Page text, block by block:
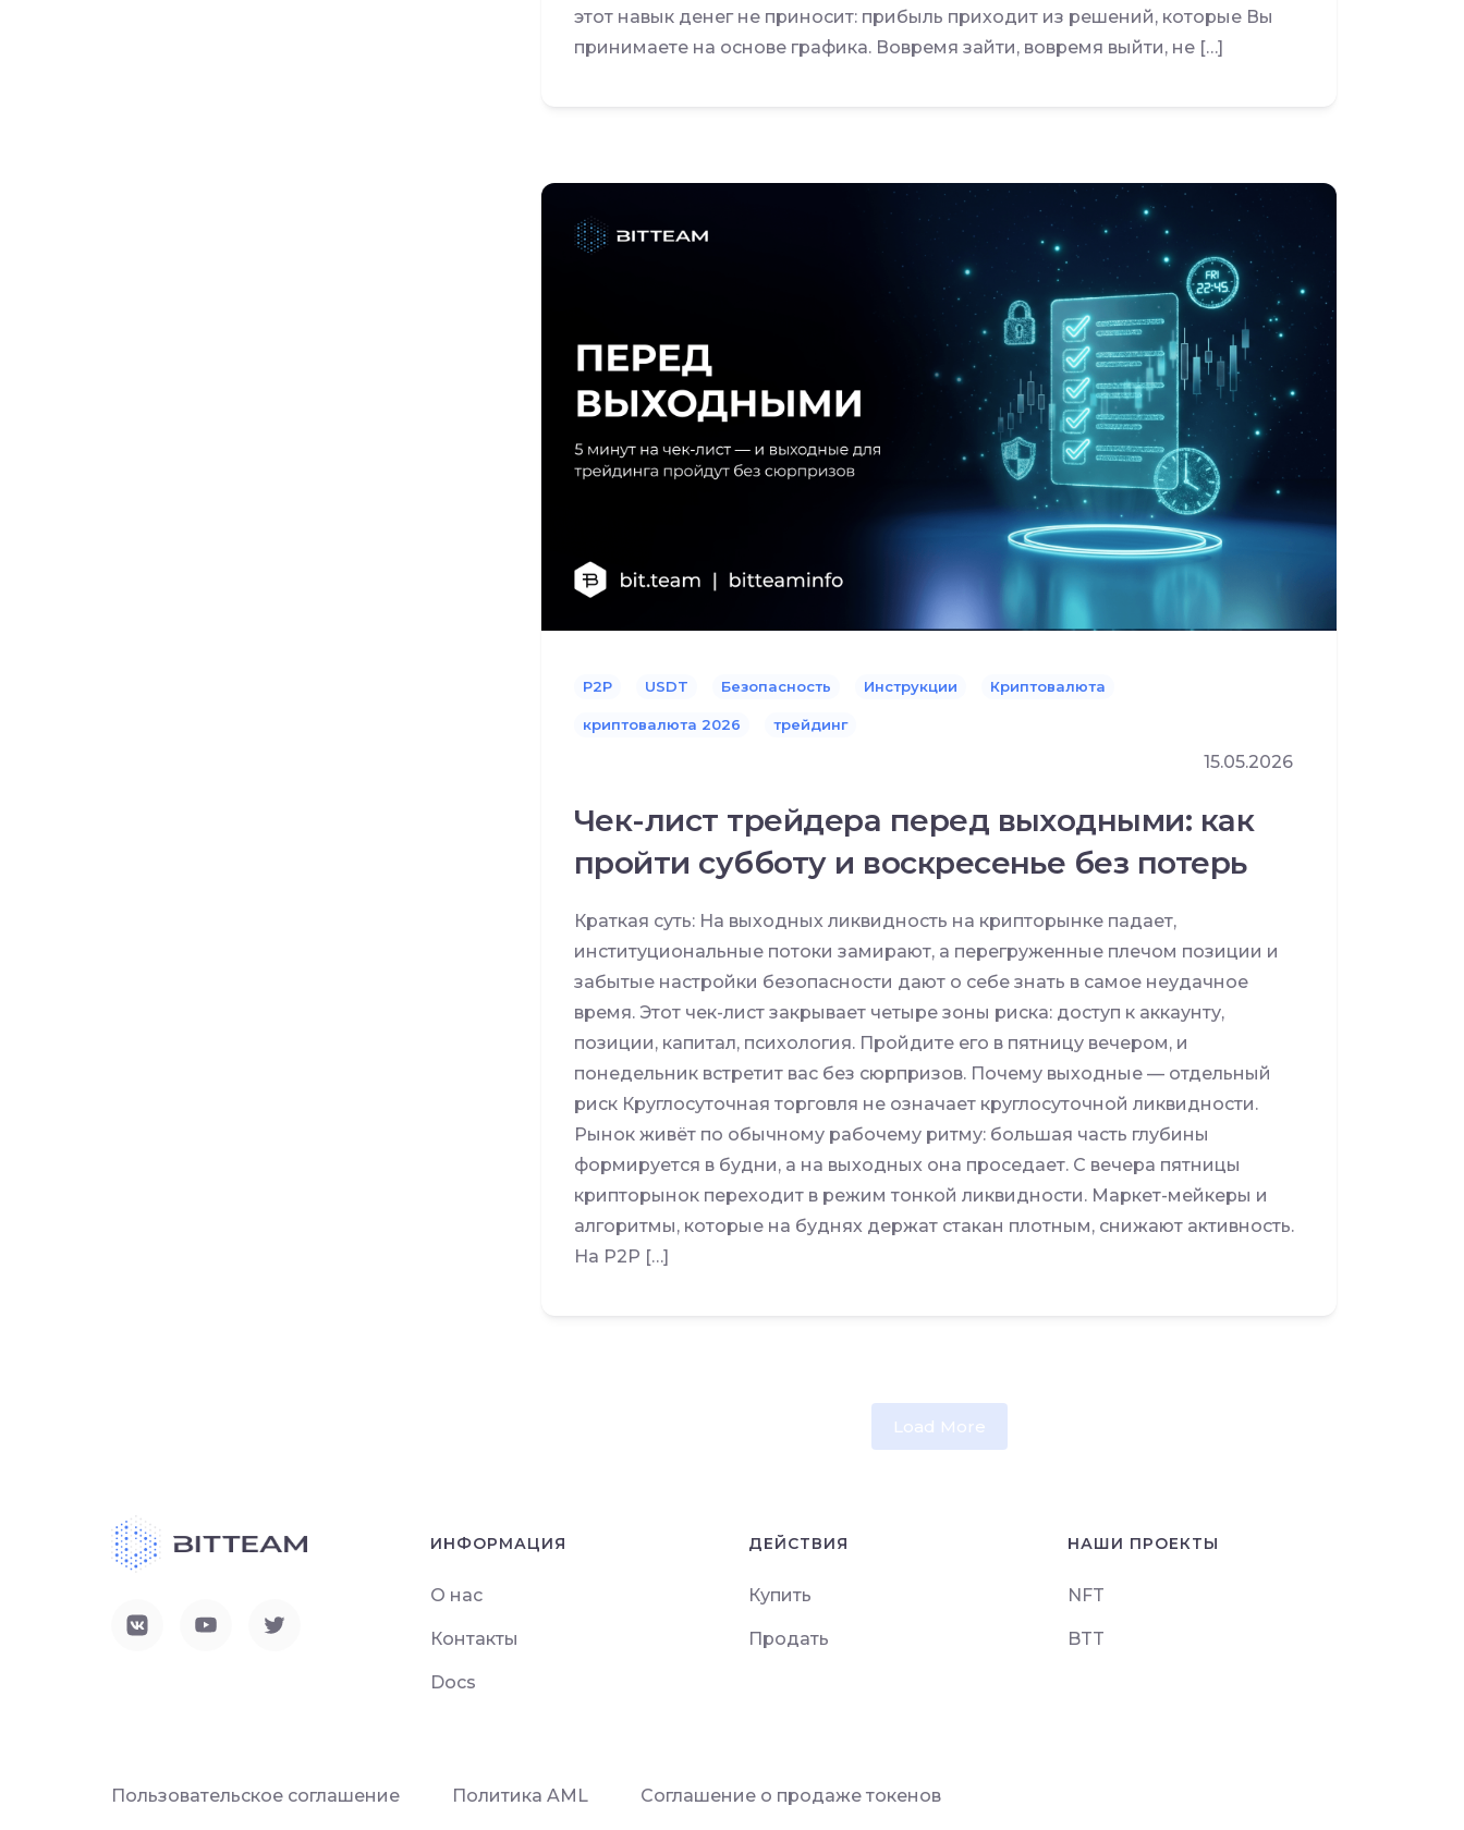
этот навык денег не приносит: прибыль приходит из решений, которые Вы
принимаете на основе графика. Вовремя зайти, вовремя выйти, не […]
P2P USDT Безопасность Инструкции Криптовалюта
криптовалюта 2026 трейдинг
15.05.2026
Чек-лист трейдера перед выходными: как
пройти субботу и воскресенье без потерь
Краткая суть: На выходных ликвидность на крипторынке падает,
институциональные потоки замирают, а перегруженные плечом позиции и
забытые настройки безопасности дают о себе знать в самое неудачное
время. Этот чек-лист закрывает четыре зоны риска: доступ к аккаунту,
позиции, капитал, психология. Пройдите его в пятницу вечером, и
понедельник встретит вас без сюрпризов. Почему выходные — отдельный
риск Круглосуточная торговля не означает круглосуточной ликвидности.
Рынок живёт по обычному рабочему ритму: большая часть глубины
формируется в будни, а на выходных она проседает. С вечера пятницы
крипторынок переходит в режим тонкой ликвидности. Маркет-мейкеры и
алгоритмы, которые на буднях держат стакан плотным, снижают активность.
На P2P […]
Load More
ИНФОРМАЦИЯ
О нас
Контакты
Docs
ДЕЙСТВИЯ
Купить
Продать
НАШИ ПРОЕКТЫ
NFT
BTT
Пользовательское соглашение Политика AML Соглашение о продаже токенов